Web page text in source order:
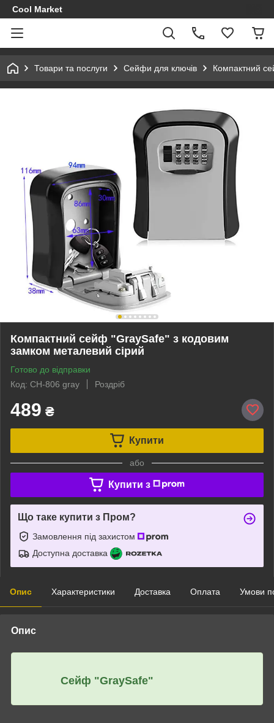
Cool Market
Товари та послуги Сейфи для ключів Компактний
Компактний сейф "GraySafe" з кодовим
замком металевий сірий
Готово до відправки
Код: CH-806 gray
Роздріб
489 ₴
Купити
або
Купити з
Що таке купити з Пром?
Замовлення під захистом
Доступна доставка
Опис Характеристики Доставка Оплата Умови
Опис
Сейф "GraySafe"